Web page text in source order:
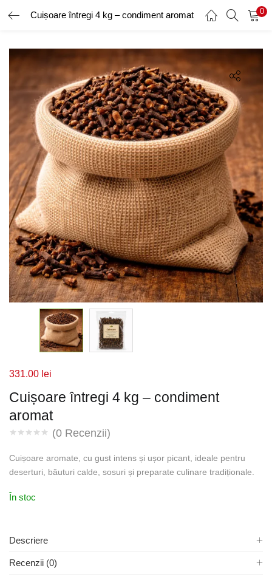
Cuișoare întregi 4 kg – condiment aromat 0
AUTENTIFICARE ÎNREGISTRARE
Introduceți numele de utilizator și parola pentru a vă autentifica.
Amintește-ți de mine
Ai uitat parola?
Cuișoare întregi 4 kg – condiment
aromat
(0 Recenzii)
331.00 lei
Cuișoare aromate, cu gust intens și ușor picant, ideale pentru
deserturi, băuturi calde, sosuri și preparate culinare tradiționale.
În stoc
Descriere
Recenzii (0)